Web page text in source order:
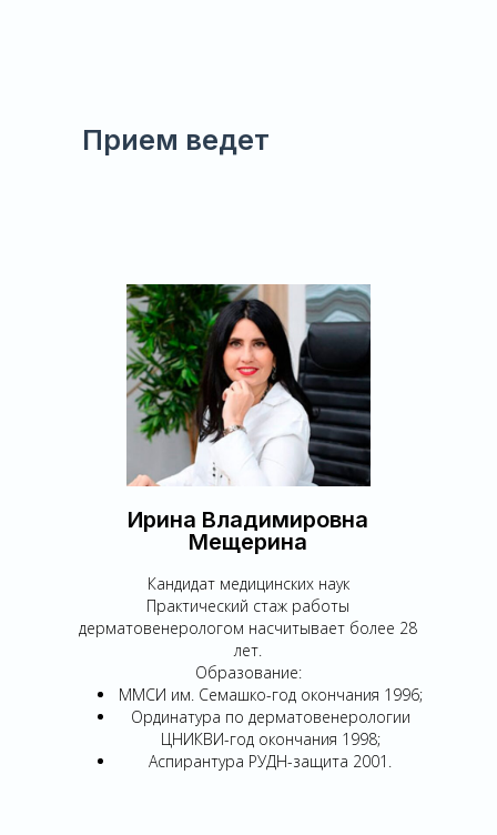
Прием ведет
Ирина Владимировна
Мещерина
Кандидат медицинских наук
Практический стаж работы
дерматовенерологом насчитывает более 28
лет.
Образование:
ММСИ им. Семашко-год окончания 1996;
Ординатура по дерматовенерологии
ЦНИКВИ-год окончания 1998;
Аспирантура РУДН-защита 2001.